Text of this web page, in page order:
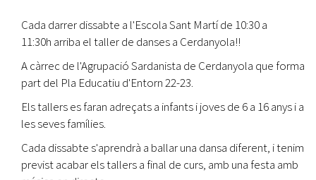
Cada darrer dissabte a l'Escola Sant Martí de 10:30 a
11:30h arriba el taller de danses a Cerdanyola!!
A càrrec de l'Agrupació Sardanista de Cerdanyola que forma
part del Pla Educatiu d'Entorn 22-23.
Els tallers es faran adreçats a infants i joves de 6 a 16 anys i a
les seves famílies.
Cada dissabte s'aprendrà a ballar una dansa diferent, i tenim
previst acabar els tallers a final de curs, amb una festa amb